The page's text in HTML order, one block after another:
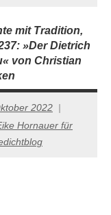
mit Tradition,
»Der Dietrich
von Christian
2022
Hornauer für